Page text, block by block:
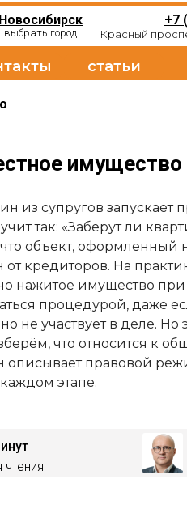
статьи
Красный
+7
Новосибирск
выбрать город
имущество
из супругов запускает
так: «Заберут ли
что объект, оформленный
кредиторов. На
нажитое имущество при
процедурой, даже
не участвует в деле. Но
что относится к
описывает правовой
этапе.